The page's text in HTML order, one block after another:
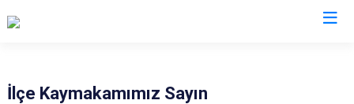
İlçe Kaymakamımız Sayın